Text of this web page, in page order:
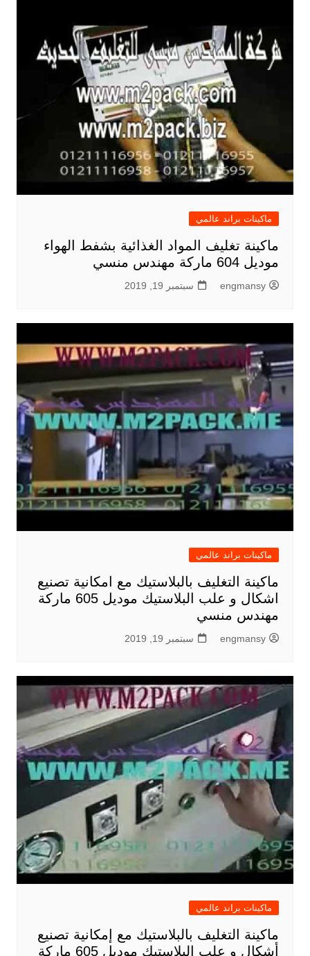
ماكينات براند عالمي
ماكينة تغليف المواد الغذائية بشفط الهواء
موديل 604 ماركة مهندس منسي
engmansy سبتمبر 19, 2019
ماكينات براند عالمي
ماكينة التغليف بالبلاستيك مع امكانية تصنيع
اشكال و علب البلاستيك موديل 605 ماركة
مهندس منسي
engmansy سبتمبر 19, 2019
ماكينات براند عالمي
ماكينة التغليف بالبلاستيك مع إمكانية تصنيع
أشكال و علب البلاستيك موديل 605 ماركة